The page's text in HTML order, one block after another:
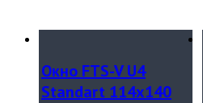
Окно FTS-V U4
Standart 114х140